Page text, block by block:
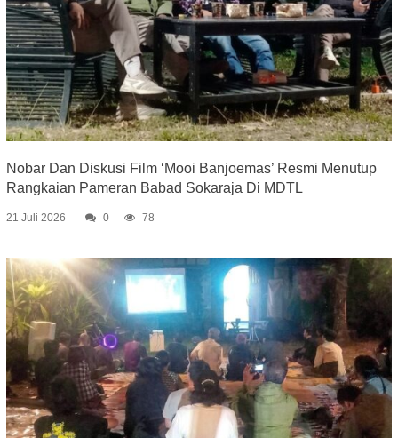
Nobar Dan Diskusi Film ‘Mooi Banjoemas’ Resmi Menutup
Rangkaian Pameran Babad Sokaraja Di MDTL
21 Juli 2026 0 78